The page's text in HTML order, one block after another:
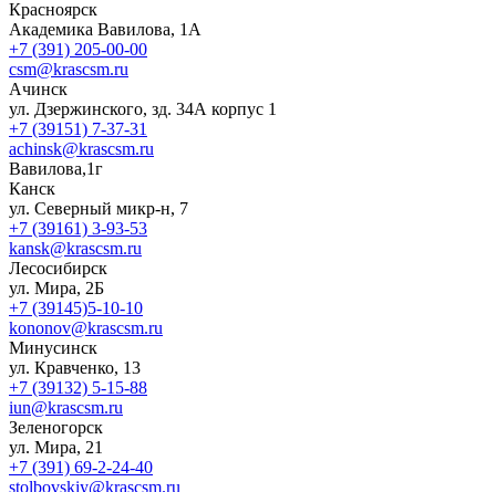
Красноярск
Академика Вавилова, 1А
+7 (391) 205-00-00
csm@krascsm.ru
Ачинск
ул. Дзержинского, зд. 34А корпус 1
+7 (39151) 7-37-31
achinsk@krascsm.ru
Вавилова,1г
Канск
ул. Северный микр-н, 7
+7 (39161) 3-93-53
kansk@krascsm.ru
Лесосибирск
ул. Мира, 2Б
+7 (39145)5-10-10
kononov@krascsm.ru
Минусинск
ул. Кравченко, 13
+7 (39132) 5-15-88
iun@krascsm.ru
Зеленогорск
ул. Мира, 21
+7 (391) 69-2-24-40
stolbovskiy@krascsm.ru